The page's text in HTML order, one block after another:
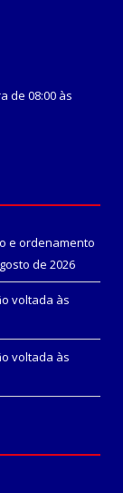
de 08:00 às
e ordenamento
de 2026
voltada às
voltada às